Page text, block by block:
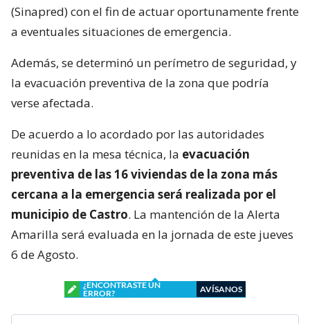
(Sinapred) con el fin de actuar oportunamente frente
a eventuales situaciones de emergencia.
Además, se determinó un perímetro de seguridad, y
la evacuación preventiva de la zona que podría
verse afectada.
De acuerdo a lo acordado por las autoridades
reunidas en la mesa técnica, la evacuación
preventiva de las 16 viviendas de la zona más
cercana a la emergencia será realizada por el
municipio de Castro. La mantención de la Alerta
Amarilla será evaluada en la jornada de este jueves
6 de Agosto.
¿ENCONTRASTE UN
ERROR?
AVÍSANOS